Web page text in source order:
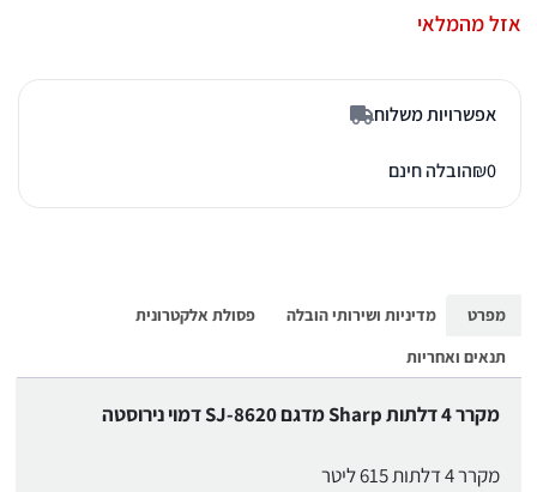
אזל מהמלאי
אפשרויות משלוח
₪0 הובלה חינם
מפרט מדיניות ושירותי הובלה
פסולת אלקטרונית
תנאים ואחריות
מקרר 4 דלתות Sharp מדגם SJ-8620 דמוי נירוסטה
מקרר 4 דלתות 615 ליטר